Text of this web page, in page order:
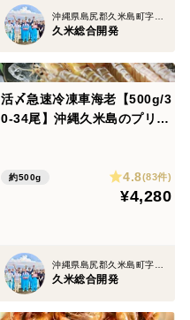
久米総合開発
活〆急速冷凍車海老【500g/3
0-34尾】沖縄久米島のプリっ
【真空パック】【お刺身可】
【専用化粧箱】【熨斗可※名
約500g 4.8(83件)
¥4,280
沖縄県島尻郡久米島町字北原
久米総合開発